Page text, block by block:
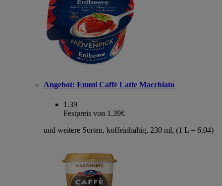
Angebot: Emmi Caffè Latte Macchiato
1.39
Festpreis von 1.39€
und weitere Sorten, koffeinhaltig, 230 ml, (1 L = 6,04)